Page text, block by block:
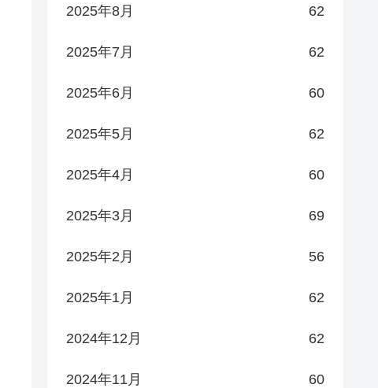
2025年8月 62
2025年7月 62
2025年6月 60
2025年5月 62
2025年4月 60
2025年3月 69
2025年2月 56
2025年1月 62
2024年12月 62
2024年11月 60